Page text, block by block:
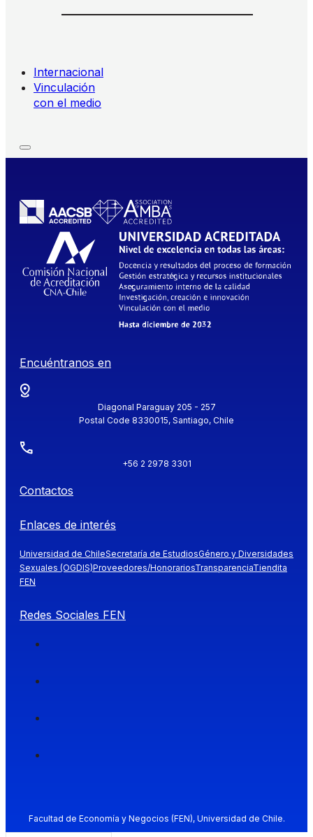
Internacional
Vinculación
con el medio
Encuéntranos en
Diagonal Paraguay 205 - 257
Postal Code 8330015, Santiago, Chile
+56 2 2978 3301
Contactos
Enlaces de interés
Universidad de ChileSecretaría de EstudiosGénero y Diversidades
Sexuales (OGDIS)Proveedores/HonorariosTransparenciaTiendita
FEN
Redes Sociales FEN
Facultad de Economía y Negocios (FEN), Universidad de Chile.